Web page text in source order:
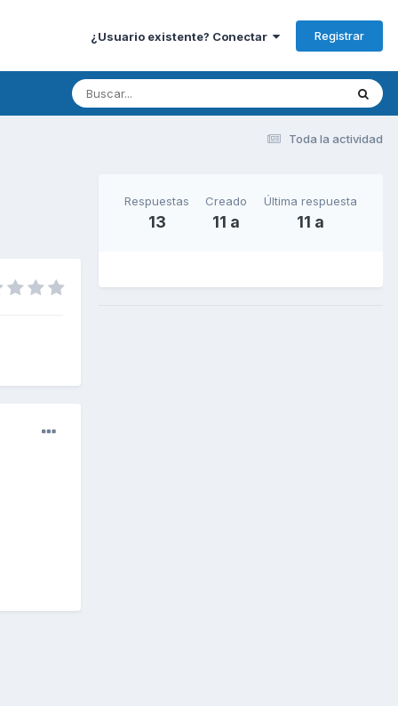
¿Usuario existente? Conectar Registrar
Toda la actividad
Respuestas
13
Creado
11 a
Última respuesta
11 a